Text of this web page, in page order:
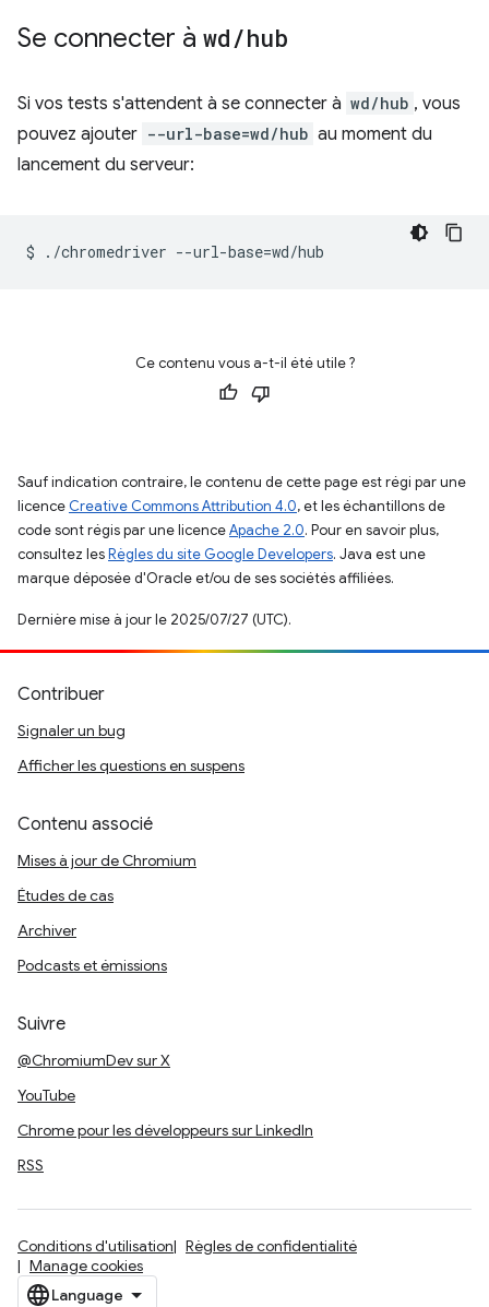
Se connecter à wd/hub
Si vos tests s'attendent à se connecter à wd/hub , vous
pouvez ajouter --url-base=wd/hub au moment du
lancement du serveur:
$ ./chromedriver --url-base=
Ce contenu vous a-t-il été utile ?
Sauf indication contraire, le contenu de cette page est régi par une
licence Creative Commons Attribution 4.0, et les échantillons de
code sont régis par une licenceApache 2.0. Pour en savoir plus,
consultez lesRègles du site Google Developers. Java est une
marque déposée d'Oracle et/ou de ses sociétés affiliées.
Dernière mise à jour le 2025/07/27 (UTC).
Contribuer
Signaler un bug
Afficher les questions en suspens
Contenu associé
Mises à jour de Chromium
Études de cas
Archiver
Podcasts et émissions
Suivre
@ChromiumDev sur X
YouTube
Chrome pour les développeurs sur LinkedIn
RSS
Conditions d'utilisation
Règles de confidentialité
Manage cookies